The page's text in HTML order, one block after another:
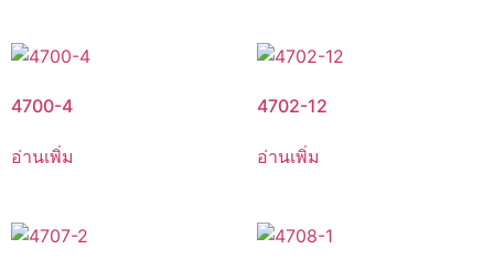
4700-4
อ่านเพิ่ม
4702-12
อ่านเพิ่ม